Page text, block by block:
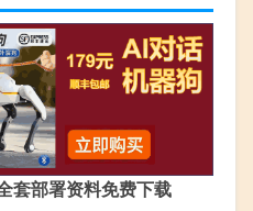
套部署资料免费下载